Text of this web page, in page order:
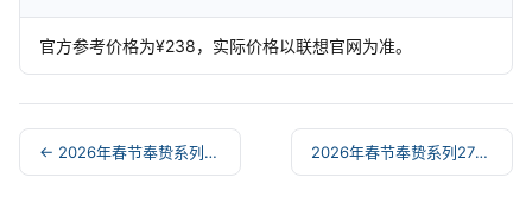
官方参考价格为¥238，实际价格以联想官网为准。
← 2026年春节奉贽系列27选一368档-奉欢 2026年春节奉贽系列27选一150档-奉吉 →